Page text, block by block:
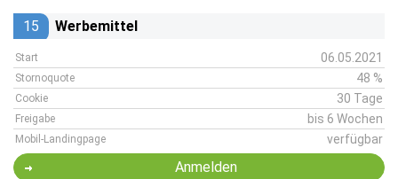
15 Werbemittel
Start 06.05.2021
Stornoquote 48 %
Cookie 30 Tage
Freigabe bis 6 Wochen
Mobil-Landingpage verfügbar
Anmelden